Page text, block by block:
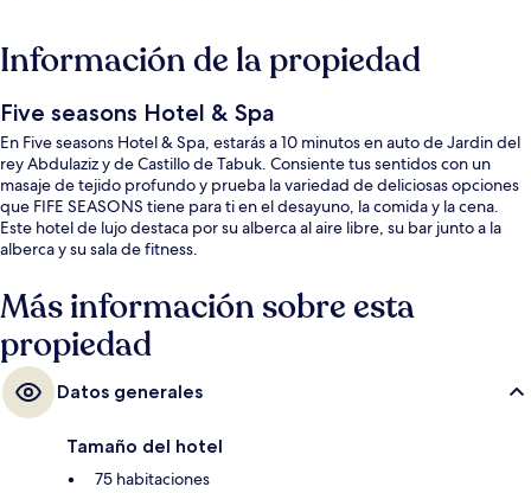
Información de la propiedad
Five seasons Hotel & Spa
En Five seasons Hotel & Spa, estarás a 10 minutos en auto de Jardin del
rey Abdulaziz y de Castillo de Tabuk. Consiente tus sentidos con un
masaje de tejido profundo y prueba la variedad de deliciosas opciones
que FIFE SEASONS tiene para ti en el desayuno, la comida y la cena.
Este hotel de lujo destaca por su alberca al aire libre, su bar junto a la
alberca y su sala de fitness.
Más información sobre esta
propiedad
Datos generales
Tamaño del hotel
75 habitaciones